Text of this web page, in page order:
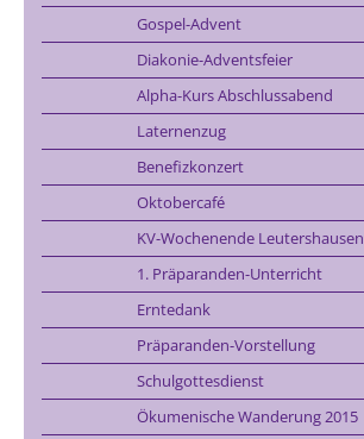
Gospel-Advent
Diakonie-Adventsfeier
Alpha-Kurs Abschlussabend
Laternenzug
Benefizkonzert
Oktobercafé
KV-Wochenende Leutershausen
1. Präparanden-Unterricht
Erntedank
Präparanden-Vorstellung
Schulgottesdienst
Ökumenische Wanderung 2015